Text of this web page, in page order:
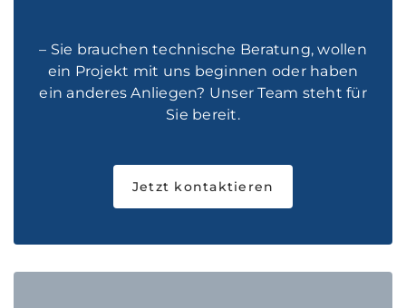
– Sie brauchen technische Beratung, wollen
ein Projekt mit uns beginnen oder haben
ein anderes Anliegen? Unser Team steht für
Sie bereit.
Jetzt kontaktieren